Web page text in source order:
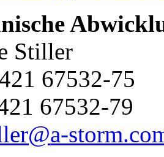
Stiller
67532-75
67532-79